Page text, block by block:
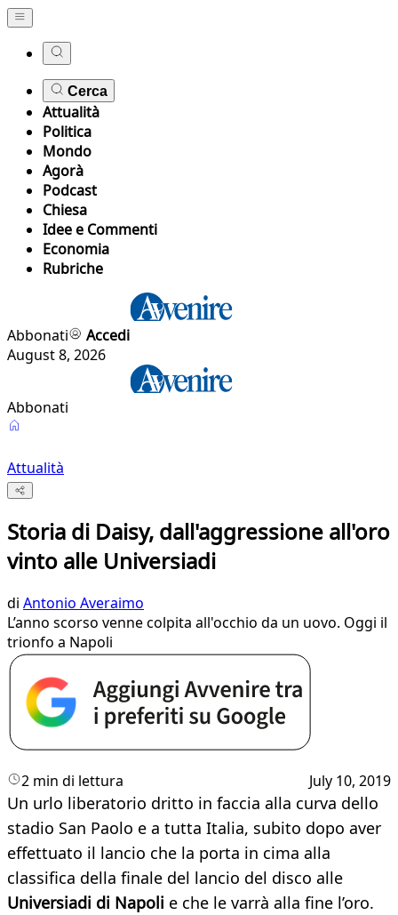
Cerca
Attualità
Politica
Mondo
Agorà
Podcast
Chiesa
Idee e Commenti
Economia
Rubriche
Abbonati
Accedi
August 8, 2026
Abbonati
Attualità
Storia di Daisy, dall'aggressione all'oro
vinto alle Universiadi
di Antonio Averaimo
L’anno scorso venne colpita all'occhio da un uovo. Oggi il
trionfo a Napoli
2 min di lettura July 10, 2019
Un urlo liberatorio dritto in faccia alla curva dello
stadio San Paolo e a tutta Italia, subito dopo aver
effettuato il lancio che la porta in cima alla
classifica della finale del lancio del disco alle
Universiadi di Napoli e che le varrà alla fine l’oro.